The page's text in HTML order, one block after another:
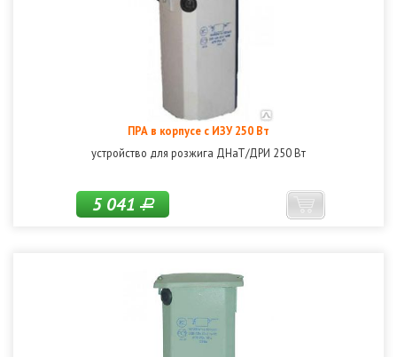
ПРА в корпусе с ИЗУ 250 Вт
устройство для розжига ДНаТ/ДРИ 250 Вт
5 041Р